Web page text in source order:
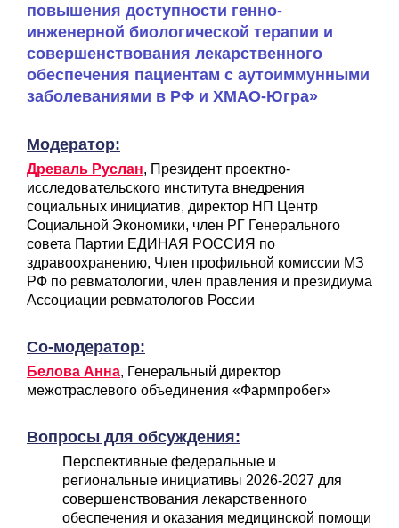
повышения доступности генно-
инженерной биологической терапии и
совершенствования лекарственного
обеспечения пациентам с аутоиммунными
заболеваниями в РФ и ХМАО-Югра»
Модератор:
Древаль Руслан, Президент проектно-
исследовательского института внедрения
социальных инициатив, директор НП Центр
Социальной Экономики, член РГ Генерального
совета Партии ЕДИНАЯ РОССИЯ по
здравоохранению, Член профильной комиссии МЗ
РФ по ревматологии, член правления и президиума
Ассоциации ревматологов России
Со-модератор:
Белова Анна, Генеральный директор
межотраслевого объединения «Фармпробег»
Вопросы для обсуждения:
Перспективные федеральные и
региональные инициативы 2026-2027 для
совершенствования лекарственного
обеспечения и оказания медицинской помощи